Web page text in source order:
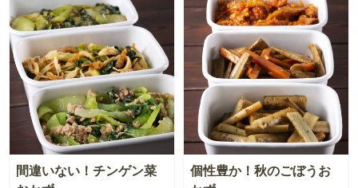
間違いない！チンゲン菜
個性豊か！秋のごぼうお